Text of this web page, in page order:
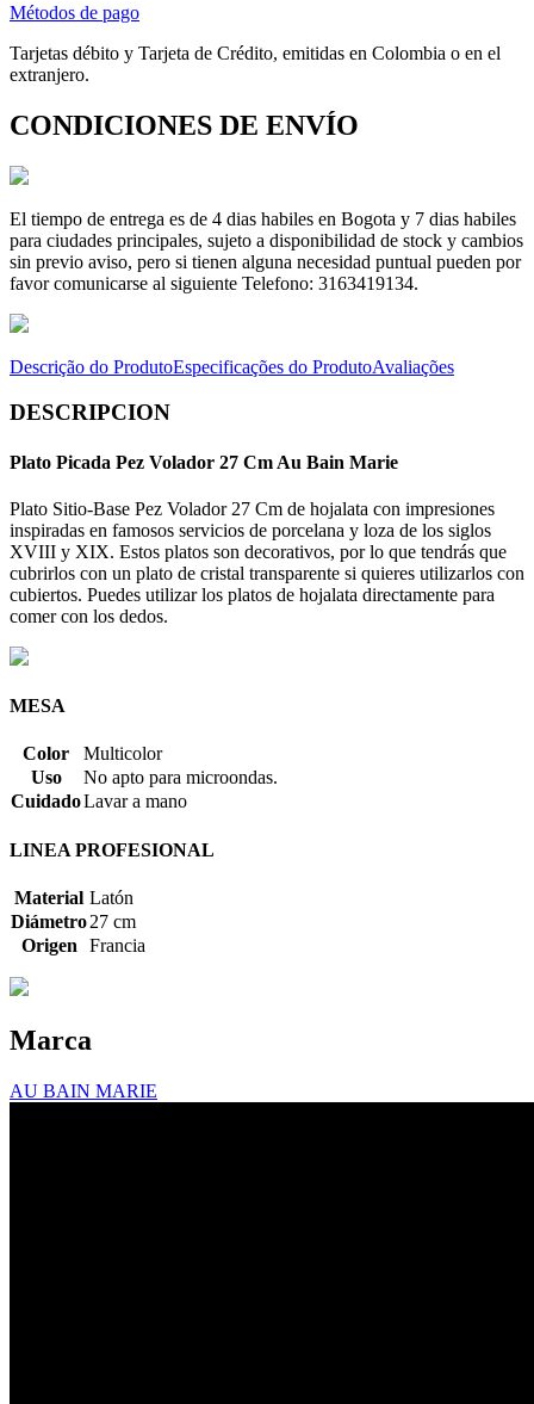
Métodos de pago
Tarjetas débito y Tarjeta de Crédito, emitidas en Colombia o en el
extranjero.
CONDICIONES DE ENVÍO
El tiempo de entrega es de 4 dias habiles en Bogota y 7 dias habiles
para ciudades principales, sujeto a disponibilidad de stock y cambios
sin previo aviso, pero si tienen alguna necesidad puntual pueden por
favor comunicarse al siguiente Telefono: 3163419134.
Descrição do ProdutoEspecificações do ProdutoAvaliações
DESCRIPCION
Plato Picada Pez Volador 27 Cm Au Bain Marie
Plato Sitio-Base Pez Volador 27 Cm de hojalata con impresiones
inspiradas en famosos servicios de porcelana y loza de los siglos
XVIII y XIX. Estos platos son decorativos, por lo que tendrás que
cubrirlos con un plato de cristal transparente si quieres utilizarlos con
cubiertos. Puedes utilizar los platos de hojalata directamente para
comer con los dedos.
MESA
Color
Multicolor
Uso
No apto para microondas.
CuidadoLavar a mano
LINEA PROFESIONAL
Material Latón
Diámetro27 cm
Origen
Francia
Marca
AU BAIN MARIE